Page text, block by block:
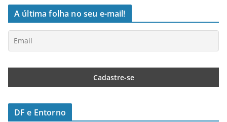
A última folha no seu e-mail!
DF e Entorno